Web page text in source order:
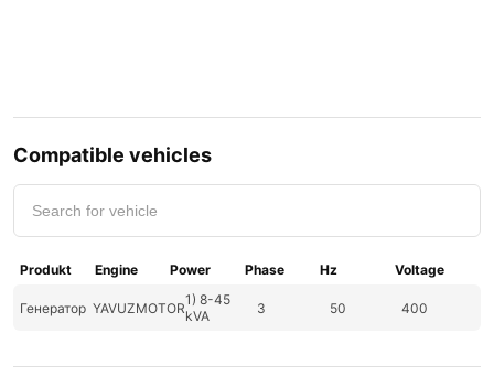
Compatible vehicles
Produkt Engine Power Phase Hz Voltage
Генератор YAVUZMOTOR1) 8-45
kVA
3 50 400